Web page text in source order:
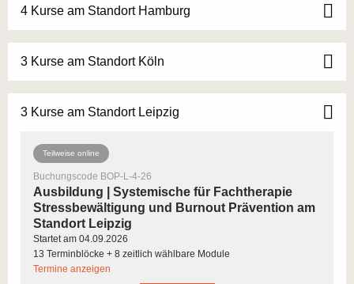
BURNOUT WIRD ZUM PROBLEM FÜR
ARBEITGEBERINNEN UND
ARBEITGEBER, SOWIE
ARBEITNEHMERINNEN UND
ARBEITNEHMER
Stetig steigende Fehltage von Mitarbeiter*innen und
Krankenkassen und Versorgungsämter sind
ausschlaggebend – in 2018 standen psychische
Belastungen zum ersten Mal an Platz 1 der Ursachen
für Fehltage, wie die Techniker Krankenkasse in ihrem
Jahresreport 2019 feststellt: Fachkräfte im Bereich
Gesundheitsmanagement und -förderung sind heute
bundesweit gesucht. Besonders die Burnout-
4 Kurse am Standort Hamburg
3 Kurse am Standort Köln
3 Kurse am Standort Leipzig
Teilweise online
Buchungscode BOP-L-4-26
Ausbildung | Systemische für Fachtherapie
Stressbewältigung und Burnout Prävention am
Standort Leipzig
Startet am 04.09.2026
13 Terminblöcke + 8 zeitlich wählbare Module
Termine anzeigen